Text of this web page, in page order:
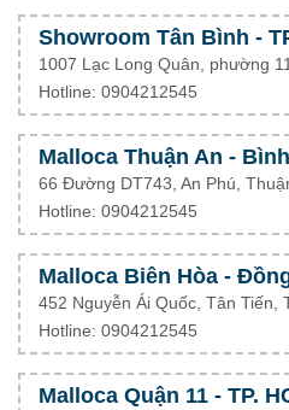
Showroom Tân Bình -
1007 Lạc Long Quân, phường
Hotline: 0904212545
Malloca Thuận An -
66 Đường DT743, An Phú,
Hotline: 0904212545
Malloca Biên Hòa -
452 Nguyễn Ái Quốc, Tân Tiến,
Hotline: 0904212545
Malloca Quận 11 - TP.